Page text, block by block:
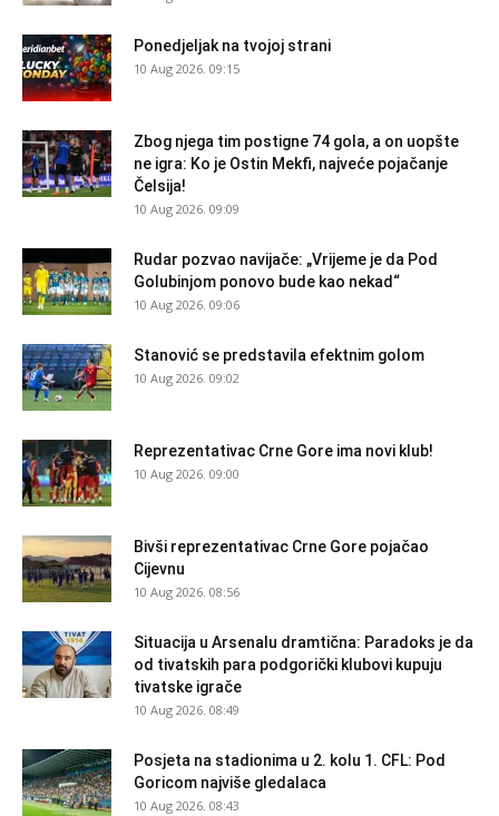
Ponedjeljak na tvojoj strani
10 Aug 2026. 09:15
Zbog njega tim postigne 74 gola, a on uopšte
ne igra: Ko je Ostin Mekfi, najveće pojačanje
Čelsija!
10 Aug 2026. 09:09
Rudar pozvao navijače: „Vrijeme je da Pod
Golubinjom ponovo bude kao nekad“
10 Aug 2026. 09:06
Stanović se predstavila efektnim golom
10 Aug 2026. 09:02
Reprezentativac Crne Gore ima novi klub!
10 Aug 2026. 09:00
Bivši reprezentativac Crne Gore pojačao
Cijevnu
10 Aug 2026. 08:56
Situacija u Arsenalu dramtična: Paradoks je da
od tivatskih para podgorički klubovi kupuju
tivatske igrače
10 Aug 2026. 08:49
Posjeta na stadionima u 2. kolu 1. CFL: Pod
Goricom najviše gledalaca
10 Aug 2026. 08:43